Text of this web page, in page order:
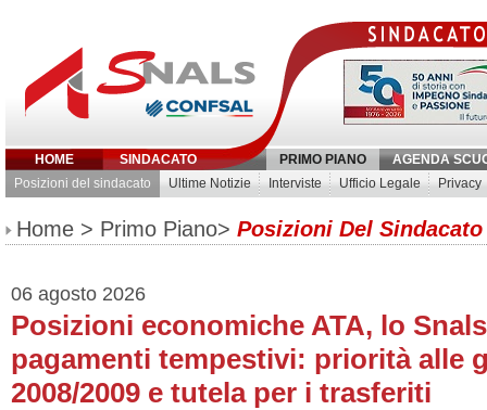
HOME SINDACATO PRIMO PIANO
AGENDA
Posizioni del sindacato
Ultime Notizie Interviste Ufficio Legale Privacy
Inserisci parola chiave:
Home > Primo Piano> Posizioni Del Sindacato
06 agosto 2026
Posizioni economiche ATA, lo
pagamenti tempestivi: priorità alle
2008/2009 e tutela per i trasferiti